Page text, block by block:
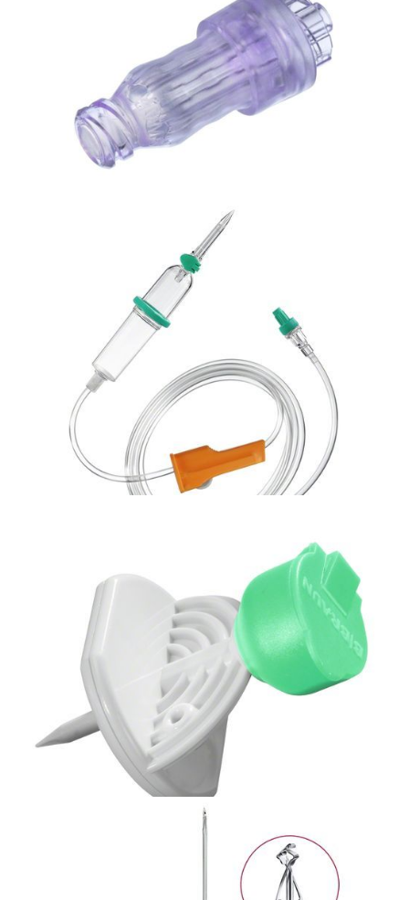
Zestaw dożylny, Intrafix Premiline
Bezpieczna linia naczyniowa
Zawór bezigłowy Caresite
Bezpieczna linia naczyniowa
Przyrząd do przetaczania płynów Intrafix
SafeSet